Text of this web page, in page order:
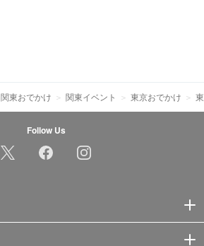
関東おでかけ 関東イベント 東京おでかけ
Follow Us